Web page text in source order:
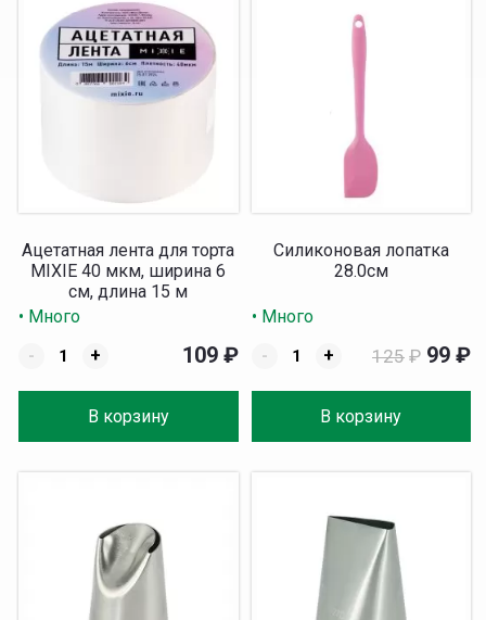
Ацетатная лента для торта
MIXIE 40 мкм, ширина 6
см, длина 15 м
• Много
-
+
В корзину
109 ₽
Силиконовая лопатка
28.0см
• Много
-
+
В корзину
125 ₽ 99 ₽